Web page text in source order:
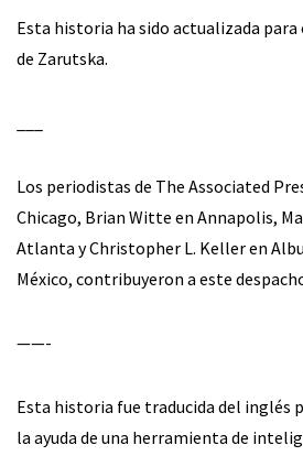
Esta historia ha sido actualizada
de Zarutska.
Los periodistas de The Associated
Chicago, Brian Witte en Annapolis,
Atlanta y Christopher L. Keller en
México, contribuyeron a este
——-
Esta historia fue traducida del inglés
la ayuda de una herramienta de